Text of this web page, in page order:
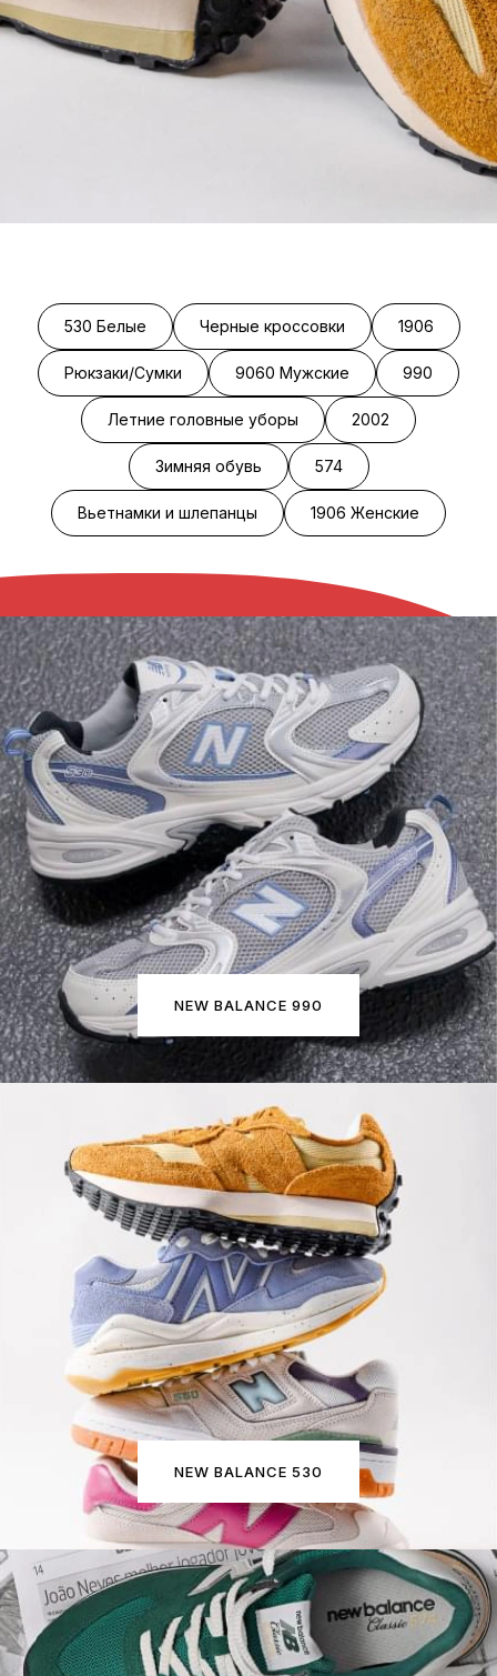
530 Белые Черные кроссовки 1906
Рюкзаки/Сумки 9060 Мужские 990
Летние головные уборы 2002
Зимняя обувь 574
Вьетнамки и шлепанцы 1906 Женские
NEW BALANCE 990
NEW BALANCE 530